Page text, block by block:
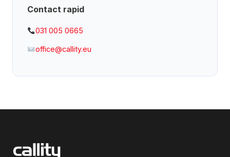
Contact rapid
031 005 0665
office@callity.eu